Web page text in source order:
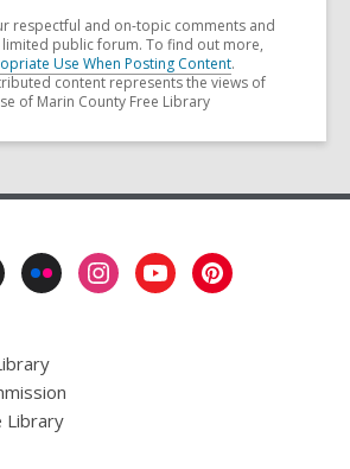
respectful and on-topic comments and
public forum. To find out more,
Use When Posting Content.
content represents the views of
of Marin County Free Library
Library